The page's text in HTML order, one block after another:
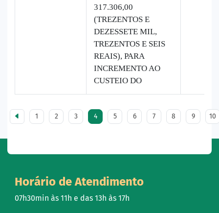
317.306,00
(TREZENTOS E
DEZESSETE MIL,
TREZENTOS E SEIS
REAIS), PARA
INCREMENTO AO
CUSTEIO DO
1 2 3 4 5 6 7 8 9 10
Horário de Atendimento
07h30min às 11h e das 13h às 17h